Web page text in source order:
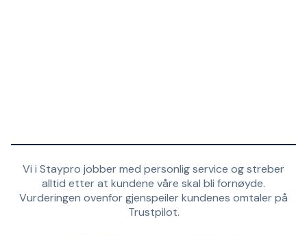
Vi i Staypro jobber med personlig service og streber
alltid etter at kundene våre skal bli fornøyde.
Vurderingen ovenfor gjenspeiler kundenes omtaler på
Trustpilot.